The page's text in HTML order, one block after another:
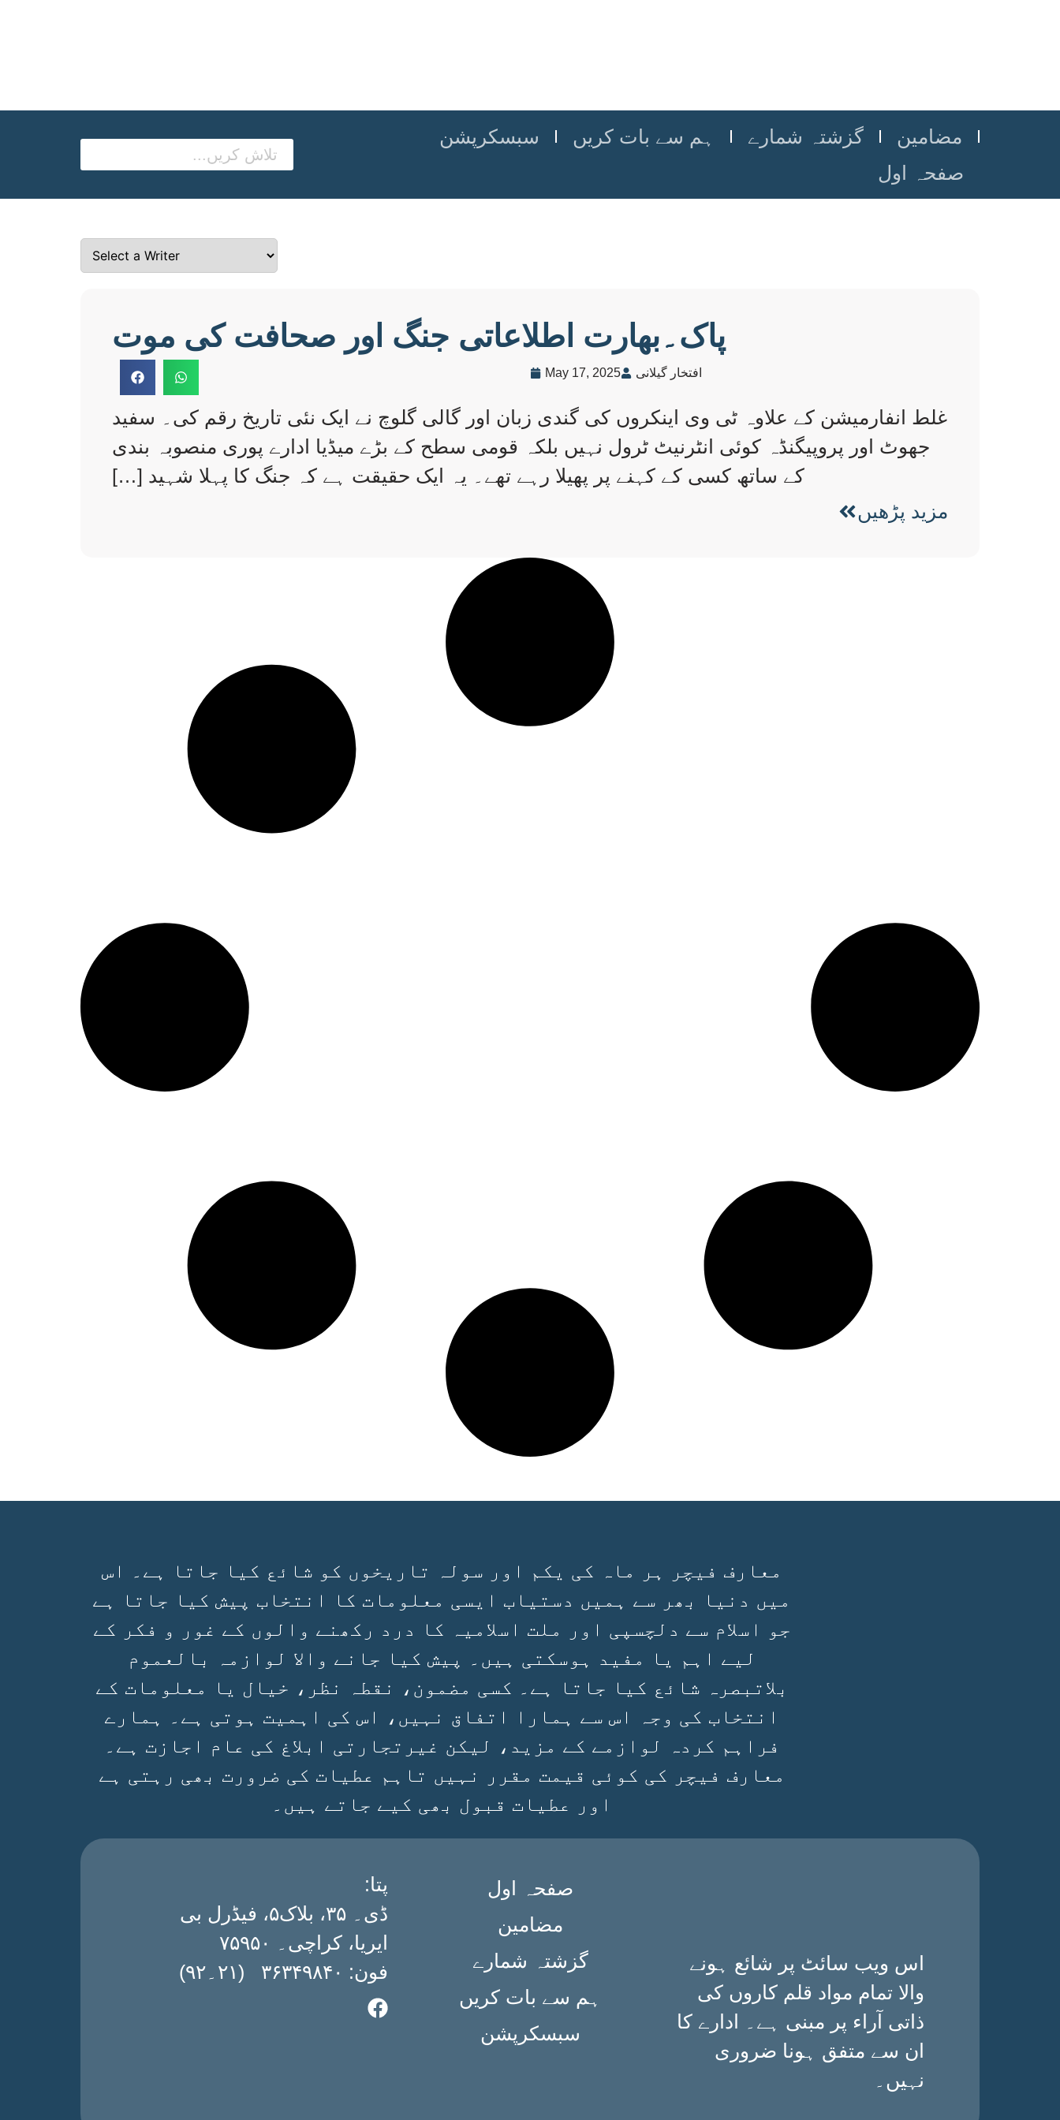
سبسکرپشن ہم سے بات کریں گزشتہ شمارے
مضامین
صفحہ اول
پاک۔بھارت اطلاعاتی جنگ اور صحافت کی موت
May 17, 2025 افتخار گیلانی
غلط انفارمیشن کے علاوہ ٹی وی اینکروں کی گندی زبان اور گالی گلوچ نے ایک نئی تاریخ رقم کی۔ سفید
جھوٹ اور پروپیگنڈہ کوئی انٹرنیٹ ٹرول نہیں بلکہ قومی سطح کے بڑے میڈیا ادارے پوری منصوبہ بندی
کے ساتھ کسی کے کہنے پر پھیلا رہے تھے۔ یہ ایک حقیقت ہے کہ جنگ کا پہلا شہید […]
مزید پڑھیں
معارف فیچر ہر ماہ کی یکم اور سولہ تاریخوں کو شائع کیا جاتا ہے۔ اس
میں دنیا بھر سے ہمیں دستیاب ایسی معلومات کا انتخاب پیش کیا جاتا ہے
جو اسلام سے دلچسپی اور ملت اسلامیہ کا درد رکھنے والوں کے غور و فکر کے
لیے اہم یا مفید ہوسکتی ہیں۔ پیش کیا جانے والا لوازمہ بالعموم
بلاتبصرہ شائع کیا جاتا ہے۔ کسی مضمون، نقطہ نظر، خیال یا معلومات کے
انتخاب کی وجہ اس سے ہمارا اتفاق نہیں، اس کی اہمیت ہوتی ہے۔ ہمارے
فراہم کردہ لوازمے کے مزید، لیکن غیرتجارتی ابلاغ کی عام اجازت ہے۔
معارف فیچر کی کوئی قیمت مقرر نہیں تاہم عطیات کی ضرورت بھی رہتی ہے
اور عطیات قبول بھی کیے جاتے ہیں۔
:پتا
ڈی۔ ۳۵، بلاک۵، فیڈرل بی
ایریا، کراچی۔ ۷۵۹۵۰
فون: ۳۶۳۴۹۸۴۰ (۲۱۔۹۲)
صفحہ اول
مضامین
گزشتہ شمارے
ہم سے بات کریں
سبسکرپشن
اس ویب سائٹ پر شائع ہونے
والا تمام مواد قلم کاروں کی
ذاتی آراء پر مبنی ہے۔ ادارے کا
ان سے متفق ہونا ضروری
نہیں۔